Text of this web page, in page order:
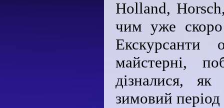
Holland,
чим уже скоро
Екскурсанти
майстерні,
дізналися, як
зимовий період